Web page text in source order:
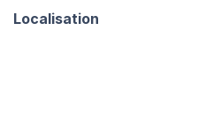
Localisation